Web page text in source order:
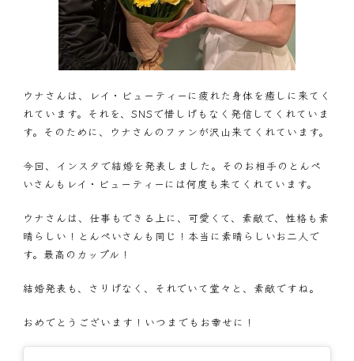
ウナさんは、レイ・ビューティーに疲れた身体を癒しに来てく
れています。それを、SNSで惜しげもなく発信してくれていま
す。そのために、ウナさんのファンが沢山来てくれています。
今回、インスタで結婚を発表しました。そのお相手のとんぺ
いさんもレイ・ビューティーには何度も来てくれています。
ウナさんは、仕事もできる上に、可愛くて、素敵で、性格も素
晴らしい！とんぺいさんも同じ！本当に素晴らしいお二人で
す。最高のカップル！
結婚発表も、さりげなく、それでいて堂々と、素敵ですね。
おめでとうございます！いつまでもお幸せに！